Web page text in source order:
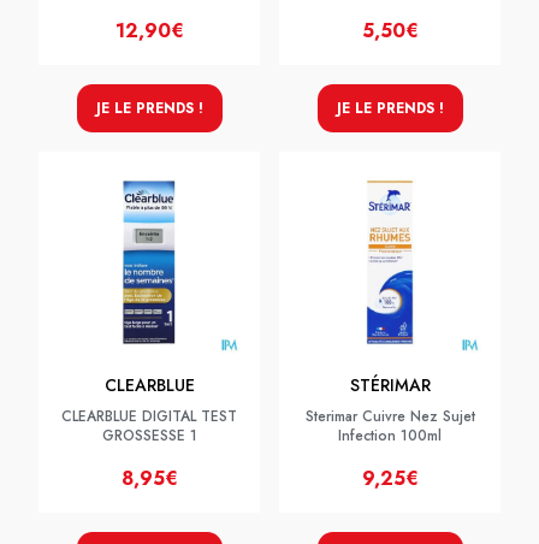
12,90€
JE LE PRENDS !
5,50€
JE LE PRENDS !
CLEARBLUE
CLEARBLUE DIGITAL TEST
GROSSESSE 1
8,95€
STÉRIMAR
Sterimar Cuivre Nez Sujet
Infection 100ml
9,25€